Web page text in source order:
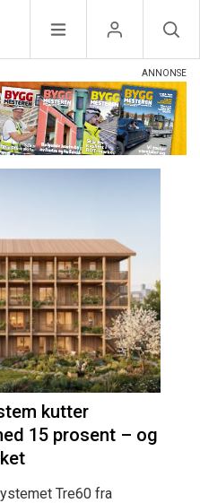
kutter
15 prosent – og
Tre60 fra